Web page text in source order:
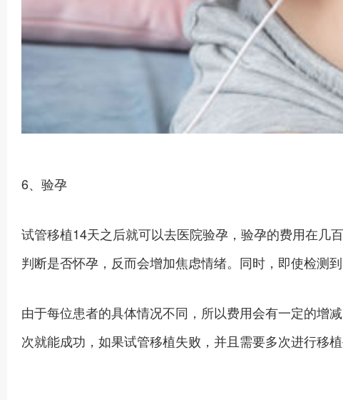
6、验孕
试管移植14天之后就可以去医院验孕，验孕的费用在几
判断是否怀孕，反而会增加焦虑情绪。同时，即使检测
由于每位患者的具体情况不同，所以费用会有一定的增
次就能成功，如果试管移植失败，并且需要多次进行移